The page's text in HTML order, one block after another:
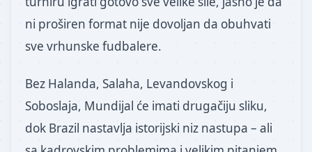
ni proširen format nije dovoljan da obuhvati
sve vrhunske fudbalere.
Bez Halanda, Salaha, Levandovskog i
Soboslaja, Mundijal će imati drugačiju sliku,
dok Brazil nastavlja istorijski niz nastupa – ali